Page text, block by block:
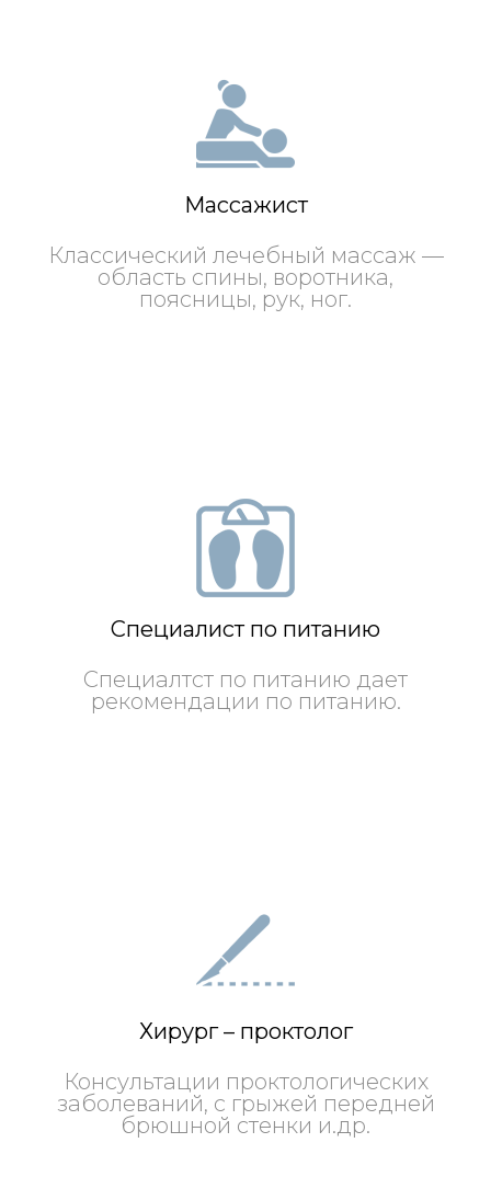
Массажист
Классический лечебный массаж —
область спины, воротника,
поясницы, рук, ног.
Специалист по питанию
Специалтст по питанию дает
рекомендации по питанию.
Хирург – проктолог
Консультации проктологических
заболеваний, с грыжей передней
брюшной стенки и.др.